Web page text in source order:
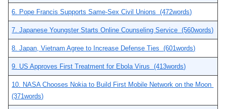
6. Pope Francis Supports Same-Sex Civil Unions (472words)
7. Japanese Youngster Starts Online Counseling Service (560words)
8. Japan, Vietnam Agree to Increase Defense Ties (601words)
9. US Approves First Treatment for Ebola Virus (413words)
10. NASA Chooses Nokia to Build First Mobile Network on the Moon
(371words)